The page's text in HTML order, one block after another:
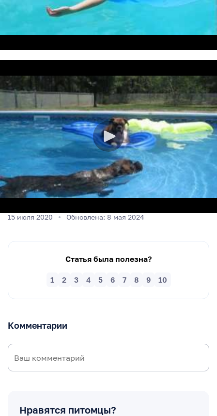
15 июля 2020 Обновлена: 8 мая 2024
Статья была полезна?
10
9
8
7
6
5
4
3
2
1
Комментарии
Нравятся питомцы?